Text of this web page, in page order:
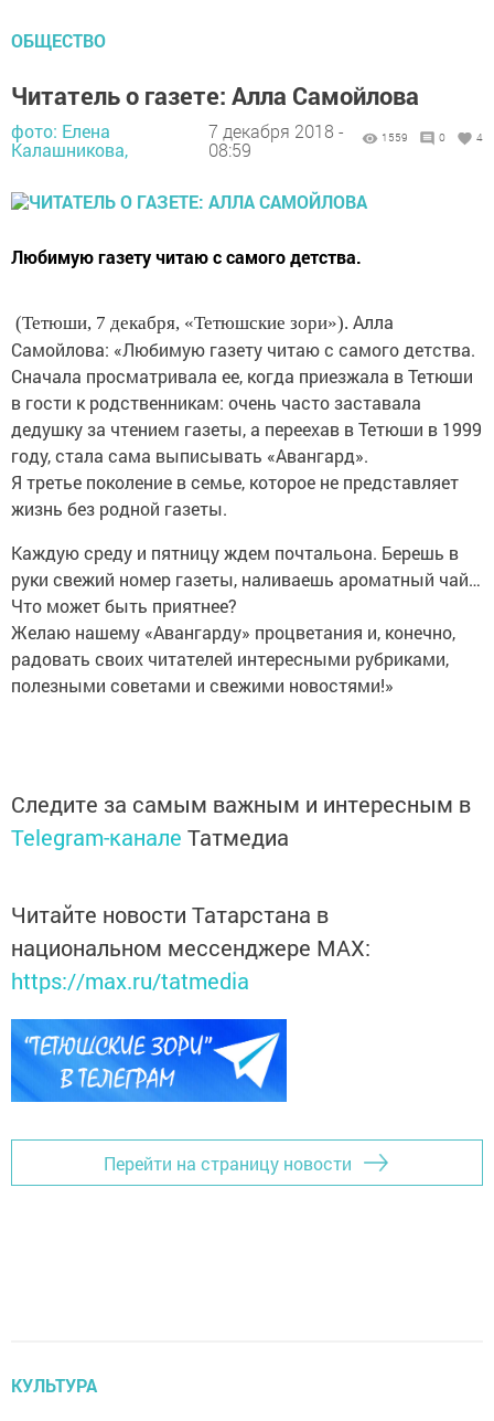
ОБЩЕСТВО
Читатель о газете: Алла Самойлова
фото: Елена
Калашникова,
7 декабря 2018 -
08:59
1559 0 4
Любимую газету читаю с самого детства.
(Тетюши, 7 декабря, «Тетюшские зори»). Алла
Самойлова: «Любимую газету читаю с самого детства.
Сначала просмат­ривала ее, когда приезжала в Тетюши
в гости к родственникам: очень часто заставала
дедушку за чтением газеты, а переехав в Тетюши в 1999
году, стала сама выписывать «Авангард».
Я третье поколение в семье, которое не представляет
жизнь без родной газеты.
Каждую среду и пятницу ждем почтальона. Берешь в
руки свежий номер газеты, наливаешь ароматный чай…
Что может быть приятнее?
Желаю нашему «Авангарду» процветания и, конечно,
радовать своих читателей интересными рубриками,
полезными советами и свежими новостями!»
Следите за самым важным и интересным в
Telegram-канале Татмедиа
Читайте новости Татарстана в
национальном мессенджере MАХ:
https://max.ru/tatmedia
Перейти на страницу новости
КУЛЬТУРА